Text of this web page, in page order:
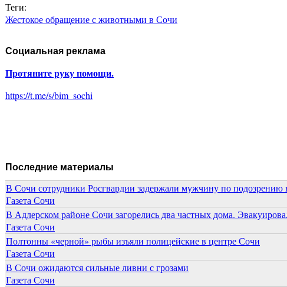
Теги:
Жестокое обращение с животными в Сочи
Социальная реклама
Протяните руку помощи.
https://t.me/s/bim_sochi
Последние материалы
В Сочи сотрудники Росгвардии задержали мужчину по подозрению
Газета Сочи
В Адлерском районе Сочи загорелись два частных дома.
Газета Сочи
Полтонны «черной» рыбы изъяли полицейские в центре Сочи
Газета Сочи
В Сочи ожидаются сильные ливни с грозами
Газета Сочи